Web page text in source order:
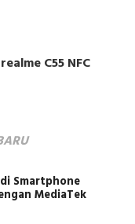
C55 NFC
Smartphone
MediaTek